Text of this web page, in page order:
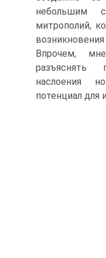
небольшим
митрополий,
Впрочем,
разъяснять
наслоения
потенциал для